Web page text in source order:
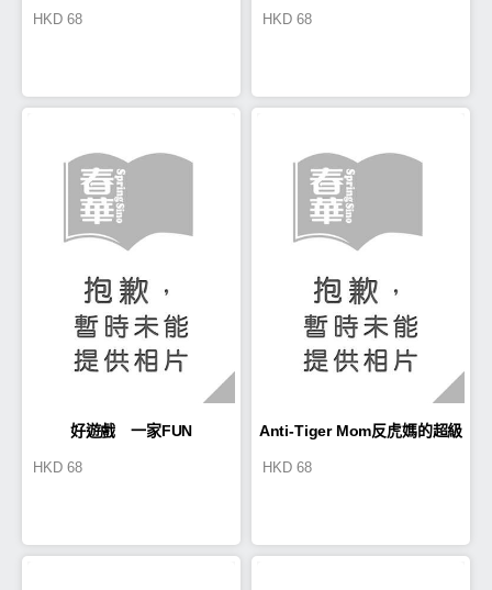
HKD 68 HKD 68
好遊戲 一家FUN
HKD 68
Anti-Tiger Mom反虎媽的超級
HKD 68